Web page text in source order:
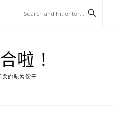
啦！
的執著份子